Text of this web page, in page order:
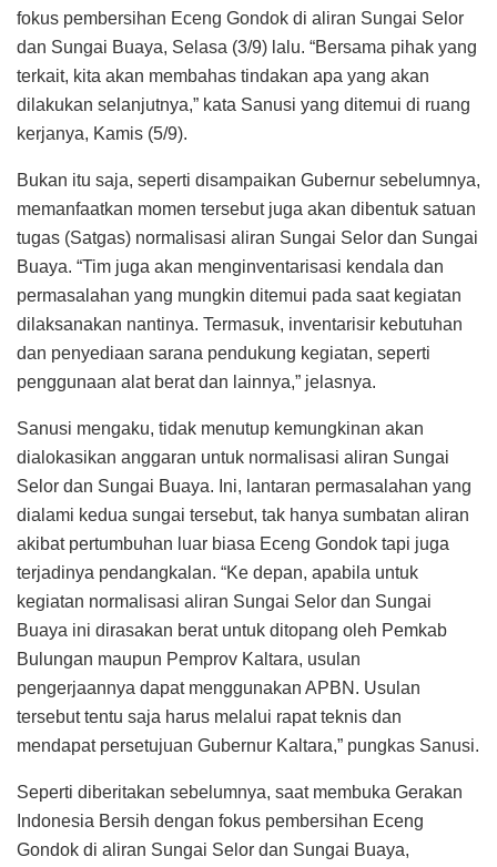
fokus pembersihan Eceng Gondok di aliran Sungai Selor
dan Sungai Buaya, Selasa (3/9) lalu. “Bersama pihak yang
terkait, kita akan membahas tindakan apa yang akan
dilakukan selanjutnya,” kata Sanusi yang ditemui di ruang
kerjanya, Kamis (5/9).
Bukan itu saja, seperti disampaikan Gubernur sebelumnya,
memanfaatkan momen tersebut juga akan dibentuk satuan
tugas (Satgas) normalisasi aliran Sungai Selor dan Sungai
Buaya. “Tim juga akan menginventarisasi kendala dan
permasalahan yang mungkin ditemui pada saat kegiatan
dilaksanakan nantinya. Termasuk, inventarisir kebutuhan
dan penyediaan sarana pendukung kegiatan, seperti
penggunaan alat berat dan lainnya,” jelasnya.
Sanusi mengaku, tidak menutup kemungkinan akan
dialokasikan anggaran untuk normalisasi aliran Sungai
Selor dan Sungai Buaya. Ini, lantaran permasalahan yang
dialami kedua sungai tersebut, tak hanya sumbatan aliran
akibat pertumbuhan luar biasa Eceng Gondok tapi juga
terjadinya pendangkalan. “Ke depan, apabila untuk
kegiatan normalisasi aliran Sungai Selor dan Sungai
Buaya ini dirasakan berat untuk ditopang oleh Pemkab
Bulungan maupun Pemprov Kaltara, usulan
pengerjaannya dapat menggunakan APBN. Usulan
tersebut tentu saja harus melalui rapat teknis dan
mendapat persetujuan Gubernur Kaltara,” pungkas Sanusi.
Seperti diberitakan sebelumnya, saat membuka Gerakan
Indonesia Bersih dengan fokus pembersihan Eceng
Gondok di aliran Sungai Selor dan Sungai Buaya,